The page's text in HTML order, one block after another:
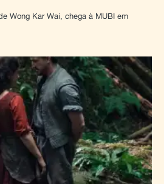
Wong Kar Wai, chega à MUBI em